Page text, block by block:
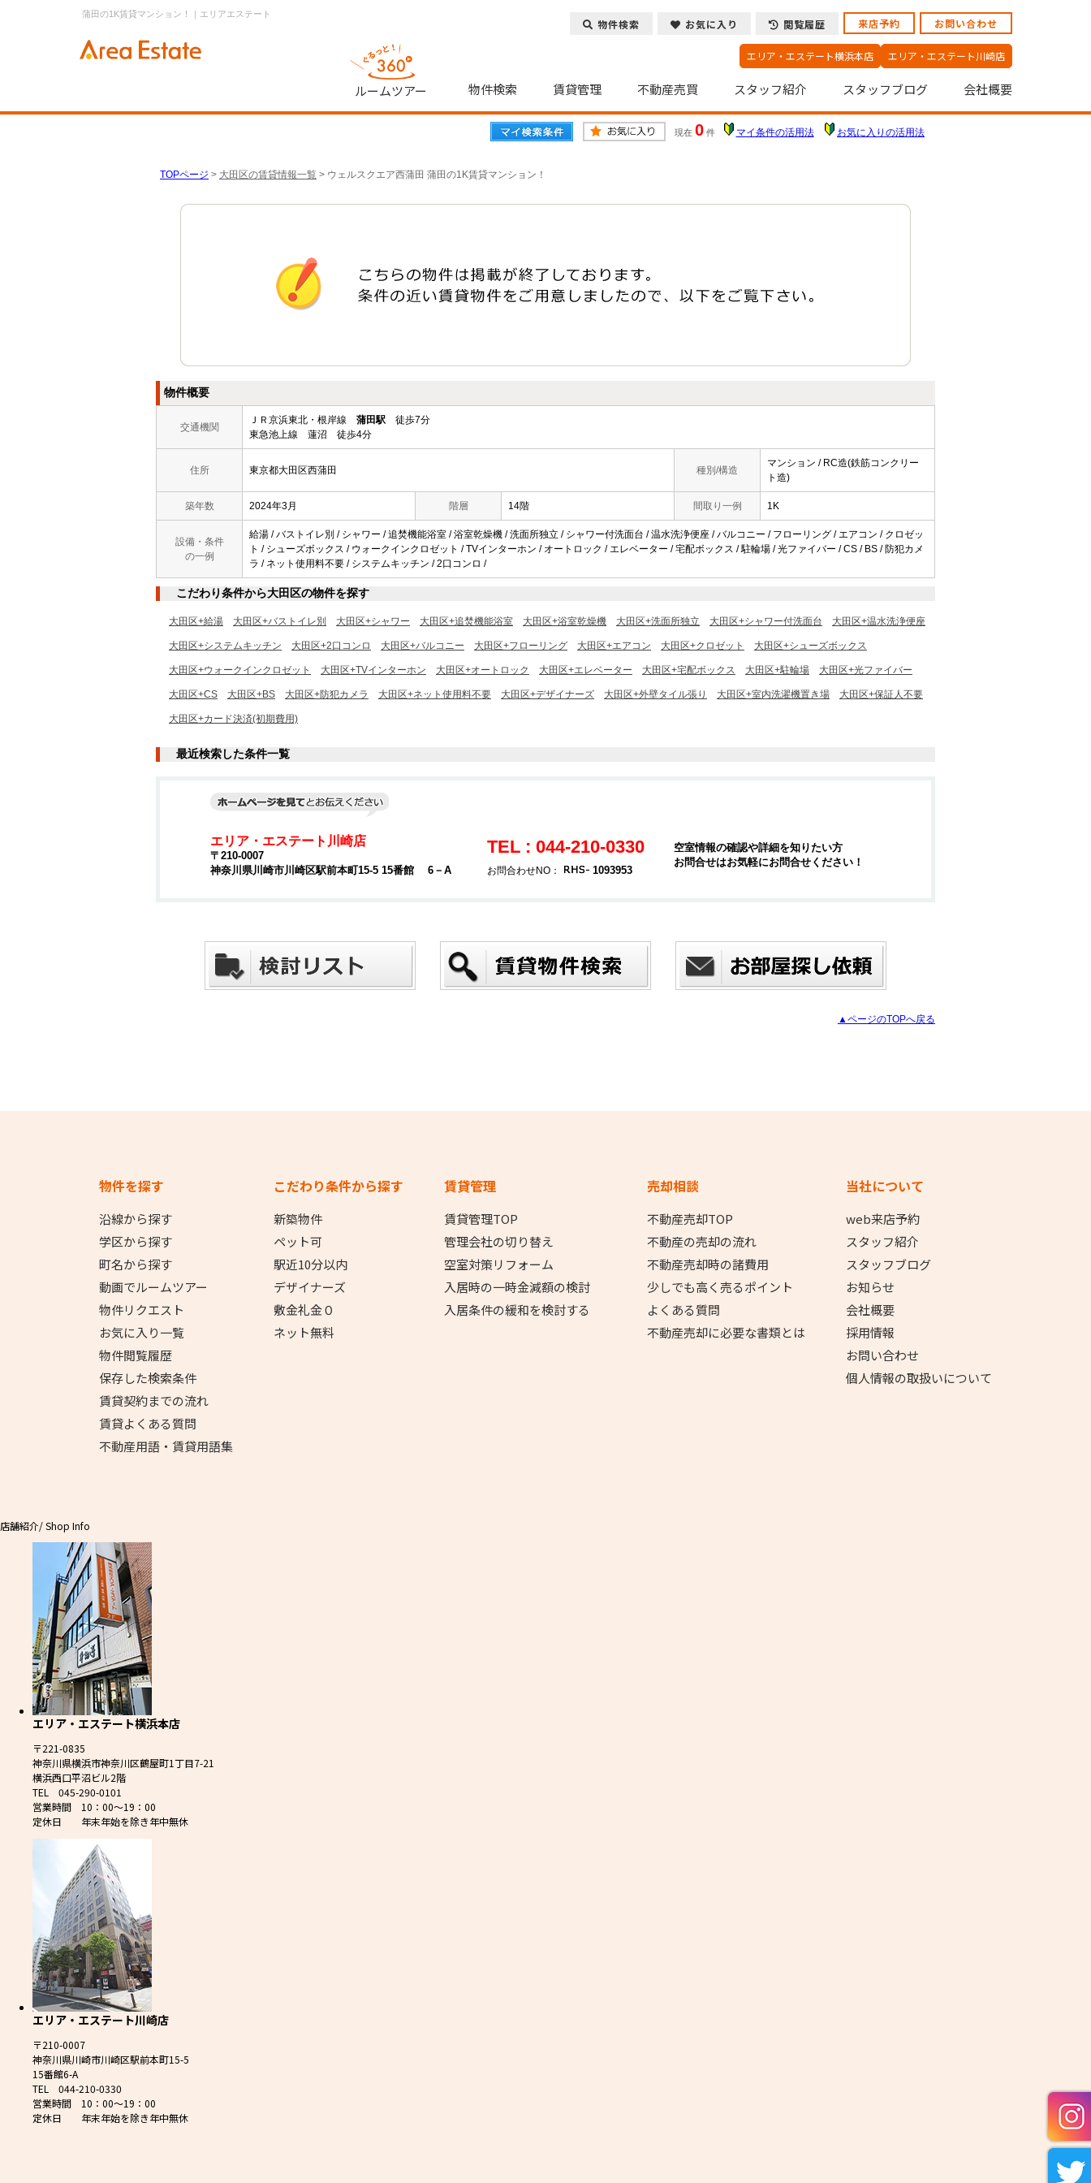
蒲田の1K賃貸マンション！｜エリアエステート
物件検索 お気に入り 閲覧履歴 来店予約 お問い合わせ
エリア・エステート横浜本店 エリア・エステート川崎店
ルームツアー 物件検索 賃貸管理 不動産売買 スタッフ紹介 スタッフブログ 会社概要
現在 0 件 マイ条件の活用法 お気に入りの活用法
TOPページ > 大田区の賃貸情報一覧 > ウェルスクエア西蒲田 蒲田の1K賃貸マンション！
物件概要
交通機関
ＪＲ京浜東北・根岸線 蒲田駅 徒歩7分
東急池上線 蓮沼 徒歩4分
住所 東京都大田区西蒲田 種別/構造
マンション / RC造(鉄筋コンクリー
ト造)
築年数 2024年3月 階層 14階 間取り一例 1K
設備・条件
の一例
給湯 / バストイレ別 / シャワー / 追焚機能浴室 / 浴室乾燥機 / 洗面所独立 / シャワー付洗面台 / 温水洗浄便座 / バルコニー / フローリング / エアコン / クロゼッ
ト / シューズボックス / ウォークインクロゼット / TVインターホン / オートロック / エレベーター / 宅配ボックス / 駐輪場 / 光ファイバー / CS / BS / 防犯カメ
ラ / ネット使用料不要 / システムキッチン / 2口コンロ /
こだわり条件から大田区の物件を探す
大田区+給湯 大田区+バストイレ別 大田区+シャワー 大田区+追焚機能浴室 大田区+浴室乾燥機 大田区+洗面所独立 大田区+シャワー付洗面台 大田区+温水洗浄便座
大田区+システムキッチン 大田区+2口コンロ 大田区+バルコニー 大田区+フローリング 大田区+エアコン 大田区+クロゼット 大田区+シューズボックス
大田区+ウォークインクロゼット 大田区+TVインターホン 大田区+オートロック 大田区+エレベーター 大田区+宅配ボックス 大田区+駐輪場 大田区+光ファイバー
大田区+CS 大田区+BS 大田区+防犯カメラ 大田区+ネット使用料不要 大田区+デザイナーズ 大田区+外壁タイル張り 大田区+室内洗濯機置き場 大田区+保証人不要
大田区+カード決済(初期費用)
最近検索した条件一覧
エリア・エステート川崎店
〒210-0007
神奈川県川崎市川崎区駅前本町15-5 15番館 6－A
TEL : 044-210-0330
お問合わせNO： 1093953
空室情報の確認や詳細を知りたい方
お問合せはお気軽にお問合せください！
▲ページのTOPへ戻る
物件を探す
沿線から探す
学区から探す
町名から探す
動画でルームツアー
物件リクエスト
お気に入り一覧
物件閲覧履歴
保存した検索条件
賃貸契約までの流れ
賃貸よくある質問
不動産用語・賃貸用語集
こだわり条件から探す
新築物件
ペット可
駅近10分以内
デザイナーズ
敷金礼金０
ネット無料
賃貸管理
賃貸管理TOP
管理会社の切り替え
空室対策リフォーム
入居時の一時金減額の検討
入居条件の緩和を検討する
売却相談
不動産売却TOP
不動産の売却の流れ
不動産売却時の諸費用
少しでも高く売るポイント
よくある質問
不動産売却に必要な書類とは
当社について
web来店予約
スタッフ紹介
スタッフブログ
お知らせ
会社概要
採用情報
お問い合わせ
個人情報の取扱いについて
店舗紹介/ Shop Info
エリア・エステート横浜本店
〒221-0835
神奈川県横浜市神奈川区鶴屋町1丁目7-21
横浜西口平沼ビル2階
TEL 045-290-0101
営業時間 10：00～19：00
定休日 年末年始を除き年中無休
エリア・エステート川崎店
〒210-0007
神奈川県川崎市川崎区駅前本町15-5
15番館6-A
TEL 044-210-0330
営業時間 10：00～19：00
定休日 年末年始を除き年中無休